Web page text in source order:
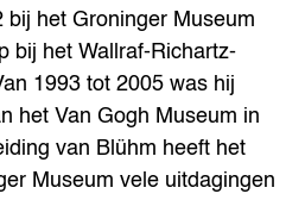
het Groninger Museum
bij het Wallraf-Richartz-
1993 tot 2005 was hij
het Van Gogh Museum in
van Blühm heeft het
Museum vele uitdagingen